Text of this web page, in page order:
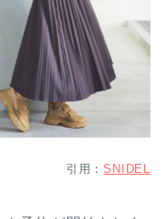
引用：SNIDEL